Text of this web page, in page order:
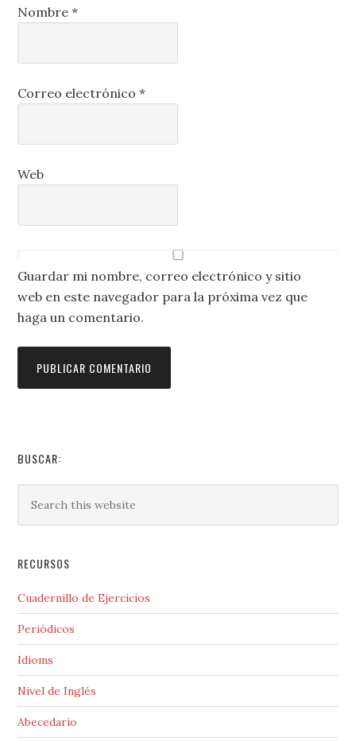
Nombre*
Correo electrónico*
Web
Guardar mi nombre, correo electrónico y sitio
web en este navegador para la próxima vez que
haga un comentario.
BUSCAR:
RECURSOS
Cuadernillo de Ejercicios
Periódicos
Idioms
Nivel de Inglés
Abecedario